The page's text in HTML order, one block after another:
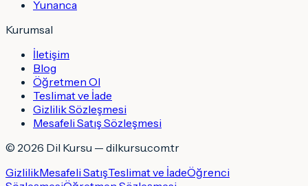
Yunanca
Kurumsal
İletişim
Blog
Öğretmen Ol
Teslimat ve İade
Gizlilik Sözleşmesi
Mesafeli Satış Sözleşmesi
© 2026 Dil Kursu — dilkursu.com.tr
GizlilikMesafeli SatışTeslimat ve İadeÖğrenci